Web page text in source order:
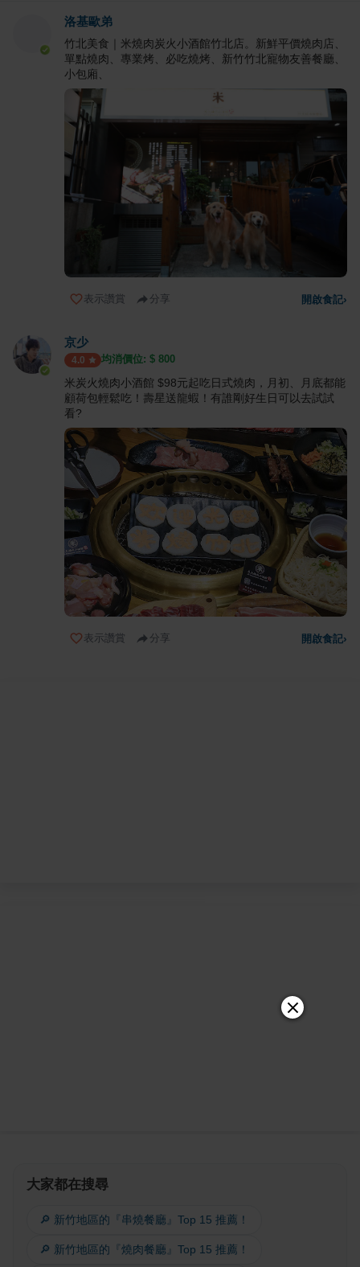
洛基歐弟
竹北美食｜米燒肉炭火小酒館竹北店。新鮮平價燒肉店、
單點燒肉、專業烤、必吃燒烤、新竹竹北寵物友善餐廳、
小包廂、
表示讚賞 分享 開啟食記›
京少
4.0 均消價位: $ 800
米炭火燒肉小酒館 $98元起吃日式燒肉，月初、月底都能
顧荷包輕鬆吃！壽星送龍蝦！有誰剛好生日可以去試試
看?
表示讚賞 分享 開啟食記›
大家都在搜尋
🔎 新竹地區的『串燒餐廳』Top 15 推薦！
🔎 新竹地區的『燒肉餐廳』Top 15 推薦！